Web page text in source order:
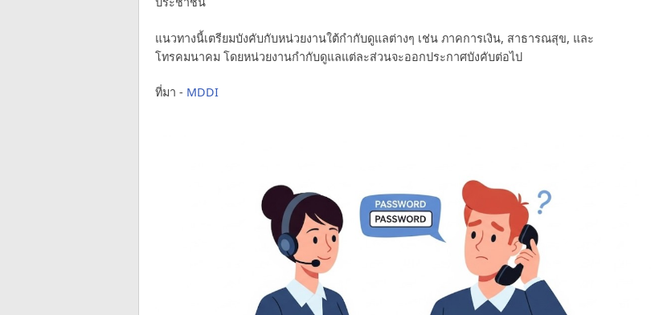
แนวทางนี้เตรียมบังคับกับหน่วยงานใต้กำกับดูแลต่างๆ เช่น ภาคการเงิน, สาธารณสุข, และ
โทรคมนาคม โดยหน่วยงานกำกับดูแลแต่ละส่วนจะออกประกาศบังคับต่อไป
ที่มา - MDDI